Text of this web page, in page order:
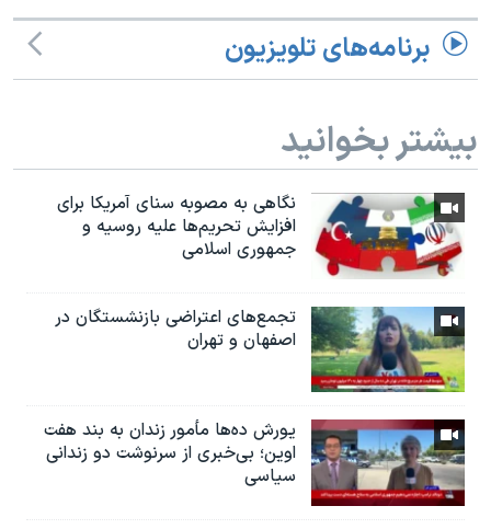
برنامه‌های تلویزیون
بیشتر بخوانید
نگاهی به مصوبه سنای آمریکا برای
افزایش تحریم‌ها علیه روسیه و
جمهوری اسلامی
تجمع‌های اعتراضی بازنشستگان در
اصفهان و تهران
یورش ده‌ها مأمور زندان به بند هفت
اوین؛ بی‌خبری از سرنوشت دو زندانی
سیاسی